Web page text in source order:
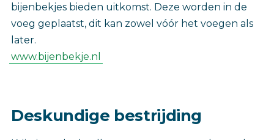
bijenbekjes bieden uitkomst. Deze worden in de
voeg geplaatst, dit kan zowel vóór het voegen als
later.
www.bijenbekje.nl
Deskundige bestrijding